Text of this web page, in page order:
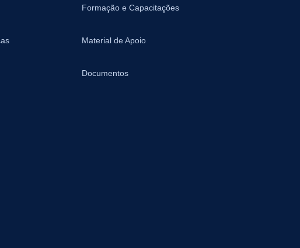
Formação e Capacitações
Material de Apoio
Documentos